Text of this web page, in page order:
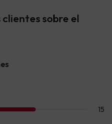
sobre el